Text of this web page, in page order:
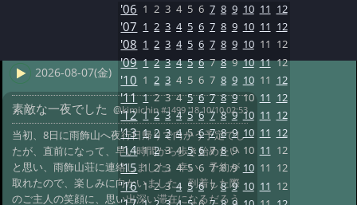
2026-08-07(金)
素敵な一夜でした @kimichin#1499 '18 10/10 02:53
当初、8日に雨飾山へ夜行日帰りで向かう予定でし
たが、直前になって、早い時間から歩き始めたい
と思い、雨飾山荘に連絡しました。幸い、予約が
取れたので、楽しみに向かいました。到着した際
のご主人の笑顔に、思い出深い滞在になるだろう
'06 1 2 3 4 5 6 7 8 9 10 11 12
'07 1 2 3 4 5 6 7 8 9 10 11 12
'08 1 2 3 4 5 6 7 8 9 10 11 12
'09 1 2 3 4 5 6 7 8 9 10 11 12
'10 1 2 3 4 5 6 7 8 9 10 11 12
'11 1 2 3 4 5 6 7 8 9 10 11 12
'12 1 2 3 4 5 6 7 8 9 10 11 12
'13 1 2 3 4 5 6 7 8 9 10 11 12
'14 1 2 3 4 5 6 7 8 9 10 11 12
'15 1 2 3 4 5 6 7 8 9 10 11 12
'16 1 2 3 4 5 6 7 8 9 10 11 12